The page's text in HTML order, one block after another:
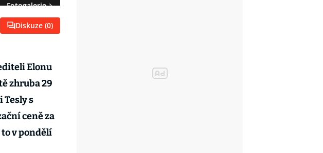
Fotogalerie
Diskuze (0)
Elonu
zhruba 29
Tesly s
ceně za
to v pondělí